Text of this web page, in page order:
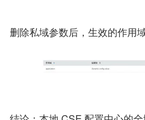
删除私域参数后，生效的作用